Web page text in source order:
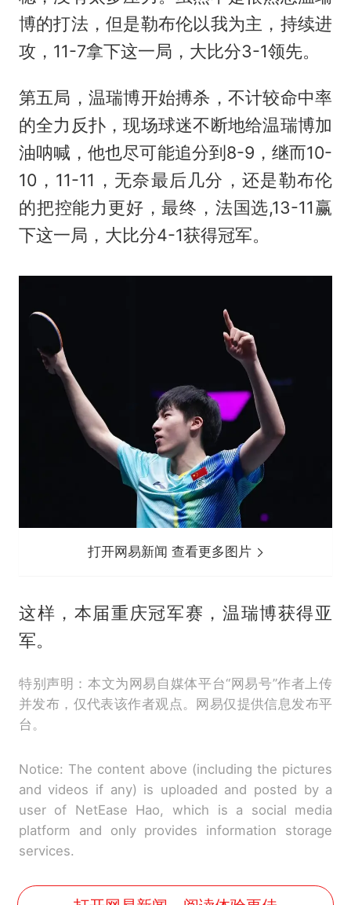
博的打法，但是勒布伦以我为主，持续进
攻，11-7拿下这一局，大比分3-1领先。
第五局，温瑞博开始搏杀，不计较命中率
的全力反扑，现场球迷不断地给温瑞博加
油呐喊，他也尽可能追分到8-9，继而10-
10，11-11，无奈最后几分，还是勒布伦
的把控能力更好，最终，法国选,13-11赢
下这一局，大比分4-1获得冠军。
打开网易新闻 查看更多图片
这样，本届重庆冠军赛，温瑞博获得亚
军。
特别声明：本文为网易自媒体平台“网易号”作者上传
并发布，仅代表该作者观点。网易仅提供信息发布平
台。
Notice: The content above (including the pictures
and videos if any) is uploaded and posted by a
user of NetEase Hao, which is a social media
platform and only provides information storage
services.